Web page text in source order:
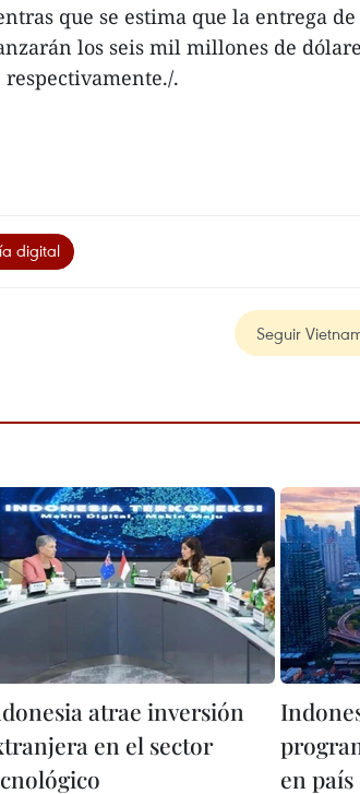
que se estima que la entrega
los seis mil millones de
.
digital
Seguir
atrae inversión
en el sector
en